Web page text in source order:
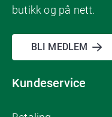
butikk og på nett.
BLI MEDLEM
Kundeservice